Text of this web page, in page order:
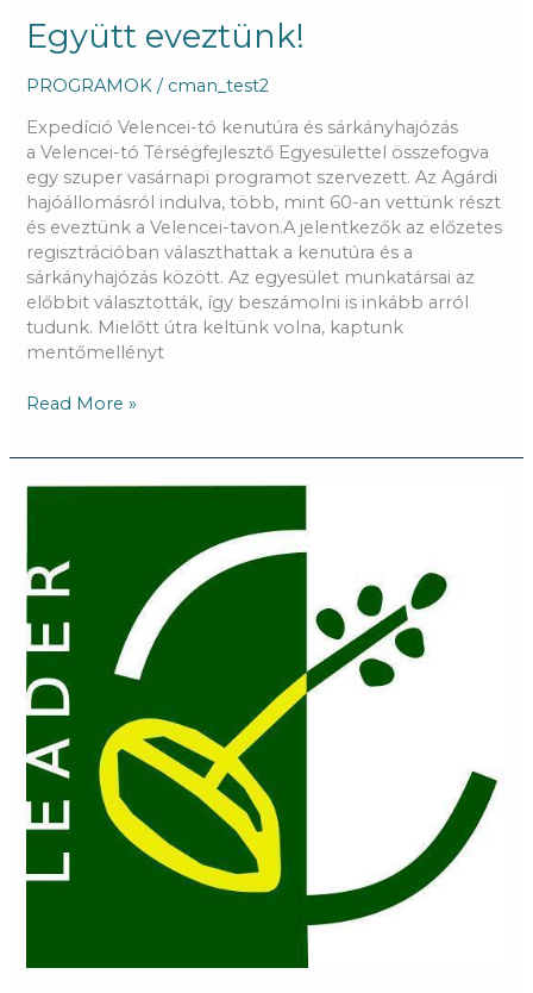
Együtt eveztünk!
PROGRAMOK / cman_test2
Expedíció Velencei-tó kenutúra és sárkányhajózás
a Velencei-tó Térségfejlesztő Egyesülettel összefogva
egy szuper vasárnapi programot szervezett. Az Agárdi
hajóállomásról indulva, több, mint 60-an vettünk részt
és eveztünk a Velencei-tavon.A jelentkezők az előzetes
regisztrációban választhattak a kenutúra és a
sárkányhajózás között. Az egyesület munkatársai az
előbbit választották, így beszámolni is inkább arról
tudunk. Mielőtt útra keltünk volna, kaptunk
mentőmellényt
Read More »
Pályázati